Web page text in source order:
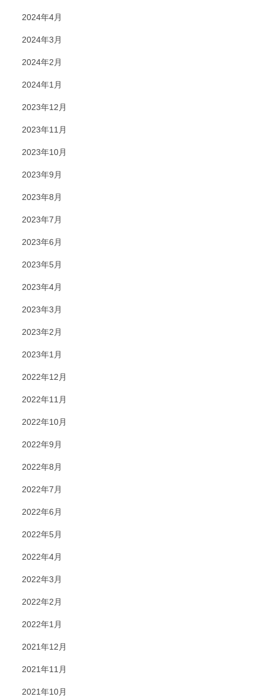
2024年4月
2024年3月
2024年2月
2024年1月
2023年12月
2023年11月
2023年10月
2023年9月
2023年8月
2023年7月
2023年6月
2023年5月
2023年4月
2023年3月
2023年2月
2023年1月
2022年12月
2022年11月
2022年10月
2022年9月
2022年8月
2022年7月
2022年6月
2022年5月
2022年4月
2022年3月
2022年2月
2022年1月
2021年12月
2021年11月
2021年10月